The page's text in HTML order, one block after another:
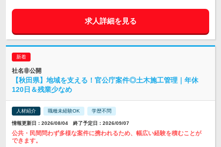
求人詳細を見る
社名非公開
【秋田県】地域を支える！官公庁案件◎土木施工管理｜年休
120日＆残業少なめ
人材紹介 職種未経験OK 学歴不問
情報更新日：2026/08/04 終了予定日：2026/09/07
公共・民間問わず多様な案件に携われるため、幅広い経験を積むことが
できます。